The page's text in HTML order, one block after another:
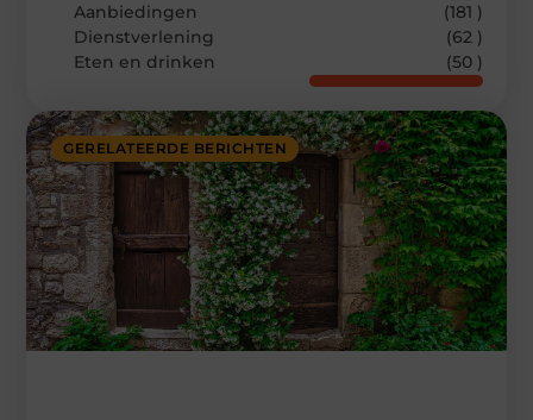
GERELATEERDE BERICHTEN
Aanbiedingen
(181 )
Dienstverlening
(62 )
Eten en drinken
(50 )